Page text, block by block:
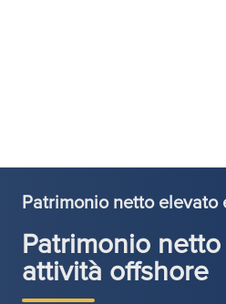
Patrimonio netto elevato
Patrimonio
attività offshore